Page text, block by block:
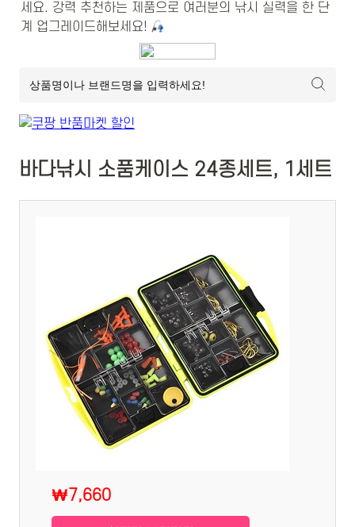
세요. 강력 추천하는 제품으로 여러분의 낚시 실력을 한 단
계 업그레이드해보세요!
바다낚시 소품케이스 24종세트, 1세트
₩7,660